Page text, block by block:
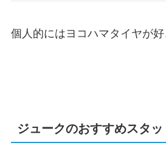
個人的にはヨコハマタイヤが
ジュークのおすすめスタ